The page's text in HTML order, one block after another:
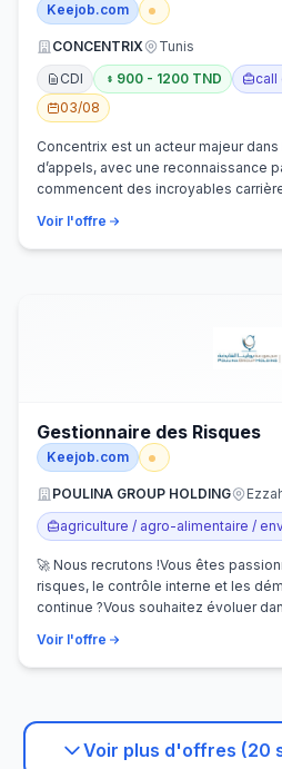
Keejob.com
CONCENTRIX
Tunis
CDI
900 - 1200 TND
call
03/08
Concentrix est un acteur majeur
d’appels, avec une reconnaissance
commencent des incroyables
Voir l'offre
Gestionnaire des Risques
Keejob.com
POULINA GROUP HOLDING
agriculture / agro-alimentaire /
🚀 Nous recrutons !Vous êtes
risques, le contrôle interne et les
continue ?Vous souhaitez évoluer
Voir l'offre
Voir plus d'offres (20